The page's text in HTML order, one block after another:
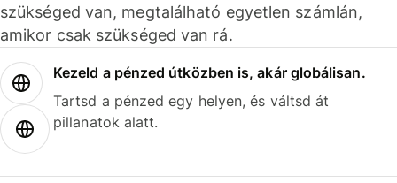
szükséged van, megtalálható egyetlen számlán,
amikor csak szükséged van rá.
Kezeld a pénzed útközben is, akár globálisan.
Tartsd a pénzed egy helyen, és váltsd át
pillanatok alatt.